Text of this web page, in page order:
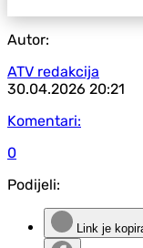
Autor:
ATV redakcija
30.04.2026 20:21
Komentari:
0
Podijeli:
Link je